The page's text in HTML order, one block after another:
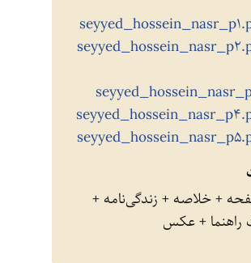
صفحه + خلاصه + زندگی‌نامه +
راهنما‌ + عکس